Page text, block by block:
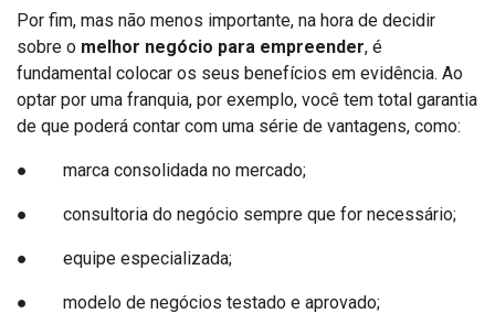
Por fim, mas não menos importante, na hora de decidir
sobre o melhor negócio para empreender, é
fundamental colocar os seus benefícios em evidência. Ao
optar por uma franquia, por exemplo, você tem total garantia
de que poderá contar com uma série de vantagens, como:
● marca consolidada no mercado;
● consultoria do negócio sempre que for necessário;
● equipe especializada;
● modelo de negócios testado e aprovado;